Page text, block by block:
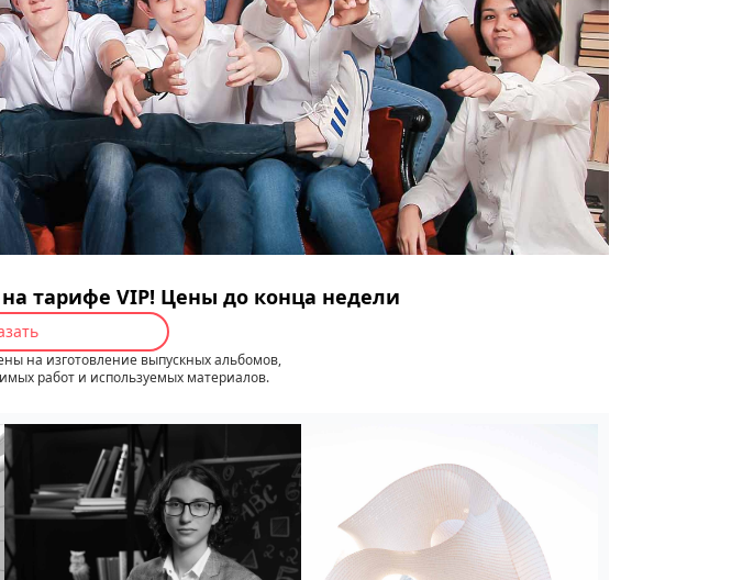
тарифе VIP! Цены до конца недели
на изготовление выпускных альбомов,
работ и используемых материалов.